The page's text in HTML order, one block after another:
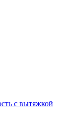
с вытяжкой